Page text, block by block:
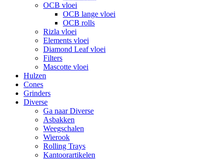
OCB vloei
OCB lange vloei
OCB rolls
Rizla vloei
Elements vloei
Diamond Leaf vloei
Filters
Mascotte vloei
Hulzen
Cones
Grinders
Diverse
Ga naar Diverse
Asbakken
Weegschalen
Wierook
Rolling Trays
Kantoorartikelen